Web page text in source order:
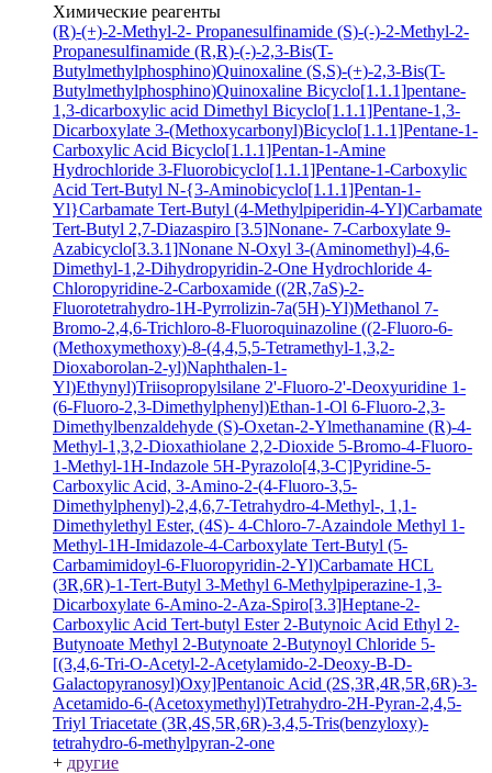
Химические реагенты
(R)-(+)-2-Methyl-2- Propanesulfinamide (S)-(-)-2-Methyl-2-
Propanesulfinamide (R,R)-(-)-2,3-Bis(T-
Butylmethylphosphino)Quinoxaline (S,S)-(+)-2,3-Bis(T-
Butylmethylphosphino)Quinoxaline Bicyclo[1.1.1]pentane-
1,3-dicarboxylic acid Dimethyl Bicyclo[1.1.1]Pentane-1,3-
Dicarboxylate 3-(Methoxycarbonyl)Bicyclo[1.1.1]Pentane-1-
Carboxylic Acid Bicyclo[1.1.1]Pentan-1-Amine
Hydrochloride 3-Fluorobicyclo[1.1.1]Pentane-1-Carboxylic
Acid Tert-Butyl N-{3-Aminobicyclo[1.1.1]Pentan-1-
Yl}Carbamate Tert-Butyl (4-Methylpiperidin-4-Yl)Carbamate
Tert-Butyl 2,7-Diazaspiro [3.5]Nonane- 7-Carboxylate 9-
Azabicyclo[3.3.1]Nonane N-Oxyl 3-(Aminomethyl)-4,6-
Dimethyl-1,2-Dihydropyridin-2-One Hydrochloride 4-
Chloropyridine-2-Carboxamide ((2R,7aS)-2-
Fluorotetrahydro-1H-Pyrrolizin-7a(5H)-Yl)Methanol 7-
Bromo-2,4,6-Trichloro-8-Fluoroquinazoline ((2-Fluoro-6-
(Methoxymethoxy)-8-(4,4,5,5-Tetramethyl-1,3,2-
Dioxaborolan-2-yl)Naphthalen-1-
Yl)Ethynyl)Triisopropylsilane 2'-Fluoro-2'-Deoxyuridine 1-
(6-Fluoro-2,3-Dimethylphenyl)Ethan-1-Ol 6-Fluoro-2,3-
Dimethylbenzaldehyde (S)-Oxetan-2-Ylmethanamine (R)-4-
Methyl-1,3,2-Dioxathiolane 2,2-Dioxide 5-Bromo-4-Fluoro-
1-Methyl-1H-Indazole 5H-Pyrazolo[4,3-C]Pyridine-5-
Carboxylic Acid, 3-Amino-2-(4-Fluoro-3,5-
Dimethylphenyl)-2,4,6,7-Tetrahydro-4-Methyl-, 1,1-
Dimethylethyl Ester, (4S)- 4-Chloro-7-Azaindole Methyl 1-
Methyl-1H-Imidazole-4-Carboxylate Tert-Butyl (5-
Carbamimidoyl-6-Fluoropyridin-2-Yl)Carbamate HCL
(3R,6R)-1-Tert-Butyl 3-Methyl 6-Methylpiperazine-1,3-
Dicarboxylate 6-Amino-2-Aza-Spiro[3.3]Heptane-2-
Carboxylic Acid Tert-butyl Ester 2-Butynoic Acid Ethyl 2-
Butynoate Methyl 2-Butynoate 2-Butynoyl Chloride 5-
[(3,4,6-Tri-O-Acetyl-2-Acetylamido-2-Deoxy-B-D-
Galactopyranosyl)Oxy]Pentanoic Acid (2S,3R,4R,5R,6R)-3-
Acetamido-6-(Acetoxymethyl)Tetrahydro-2H-Pyran-2,4,5-
Triyl Triacetate (3R,4S,5R,6R)-3,4,5-Tris(benzyloxy)-
tetrahydro-6-methylpyran-2-one
+ другие